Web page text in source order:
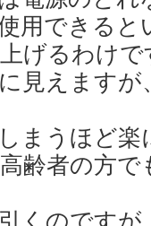
用できると
げるわけ
見えます
まうほど
齢者の方